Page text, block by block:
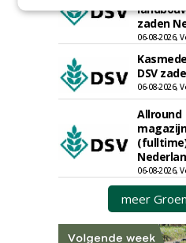
zaden
06-08-2026,
DSV
06-08-2026,
Allround
06-08-2026,
meer